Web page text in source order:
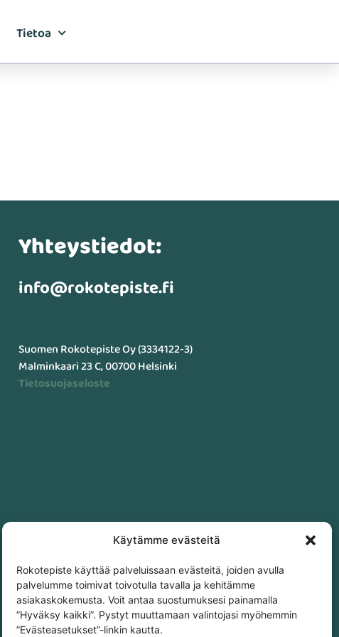
Käytämme evästeitä
Rokotepiste käyttää palveluissaan evästeitä, joiden avulla
palvelumme toimivat toivotulla tavalla ja kehitämme
asiakaskokemusta. Voit antaa suostumuksesi painamalla
”Hyväksy kaikki”. Pystyt muuttamaan valintojasi myöhemmin
”Evästeasetukset”-linkin kautta.
Tietoa
Yhteystiedot:
info@rokotepiste.fi
Suomen Rokotepiste Oy (3334122-3)
Malminkaari 23 C, 00700 Helsinki
Tietosuojaseloste